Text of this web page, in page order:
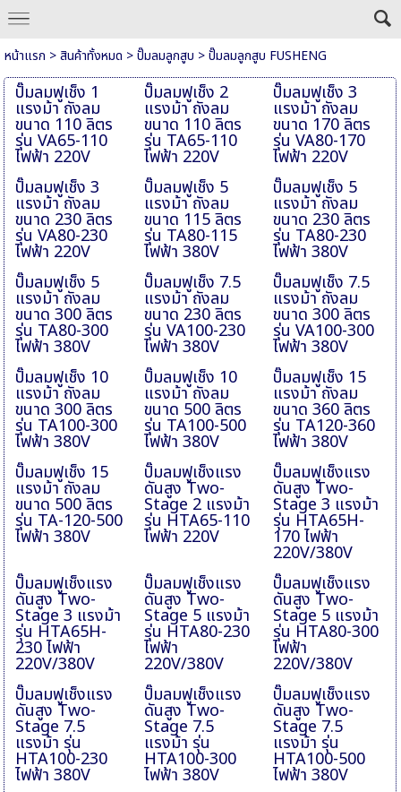
หน้าแรก >สินค้าทั้งหมด >ปั๊มลมลูกสูบ >ปั๊มลมลูกสูบ FUSHENG
ปั๊มลมฟูเช็ง 1
แรงม้า ถังลม
ขนาด 110 ลิตร
รุ่น VA65-110
ไฟฟ้า 220V
ปั๊มลมฟูเช็ง 2
แรงม้า ถังลม
ขนาด 110 ลิตร
รุ่น TA65-110
ไฟฟ้า 220V
ปั๊มลมฟูเช็ง 3
แรงม้า ถังลม
ขนาด 170 ลิตร
รุ่น VA80-170
ไฟฟ้า 220V
ปั๊มลมฟูเช็ง 3
แรงม้า ถังลม
ขนาด 230 ลิตร
รุ่น VA80-230
ไฟฟ้า 220V
ปั๊มลมฟูเช็ง 5
แรงม้า ถังลม
ขนาด 115 ลิตร
รุ่น TA80-115
ไฟฟ้า 380V
ปั๊มลมฟูเช็ง 5
แรงม้า ถังลม
ขนาด 230 ลิตร
รุ่น TA80-230
ไฟฟ้า 380V
ปั๊มลมฟูเช็ง 5
แรงม้า ถังลม
ขนาด 300 ลิตร
รุ่น TA80-300
ไฟฟ้า 380V
ปั๊มลมฟูเช็ง 7.5
แรงม้า ถังลม
ขนาด 230 ลิตร
รุ่น VA100-230
ไฟฟ้า 380V
ปั๊มลมฟูเช็ง 7.5
แรงม้า ถังลม
ขนาด 300 ลิตร
รุ่น VA100-300
ไฟฟ้า 380V
ปั๊มลมฟูเช็ง 10
แรงม้า ถังลม
ขนาด 300 ลิตร
รุ่น TA100-300
ไฟฟ้า 380V
ปั๊มลมฟูเช็ง 10
แรงม้า ถังลม
ขนาด 500 ลิตร
รุ่น TA100-500
ไฟฟ้า 380V
ปั๊มลมฟูเช็ง 15
แรงม้า ถังลม
ขนาด 360 ลิตร
รุ่น TA120-360
ไฟฟ้า 380V
ปั๊มลมฟูเช็ง 15
แรงม้า ถังลม
ขนาด 500 ลิตร
รุ่น TA-120-500
ไฟฟ้า 380V
ปั๊มลมฟูเช็งแรง
ดันสูง Two-
Stage 2 แรงม้า
รุ่น HTA65-110
ไฟฟ้า 220V
ปั๊มลมฟูเช็งแรง
ดันสูง Two-
Stage 3 แรงม้า
รุ่น HTA65H-
170 ไฟฟ้า
220V/380V
ปั๊มลมฟูเช็งแรง
ดันสูง Two-
Stage 3 แรงม้า
รุ่น HTA65H-
230 ไฟฟ้า
220V/380V
ปั๊มลมฟูเช็งแรง
ดันสูง Two-
Stage 5 แรงม้า
รุ่น HTA80-230
ไฟฟ้า
220V/380V
ปั๊มลมฟูเช็งแรง
ดันสูง Two-
Stage 5 แรงม้า
รุ่น HTA80-300
ไฟฟ้า
220V/380V
ปั๊มลมฟูเช็งแรง
ดันสูง Two-
Stage 7.5
แรงม้า รุ่น
HTA100-230
ไฟฟ้า 380V
ปั๊มลมฟูเช็งแรง
ดันสูง Two-
Stage 7.5
แรงม้า รุ่น
HTA100-300
ไฟฟ้า 380V
ปั๊มลมฟูเช็งแรง
ดันสูง Two-
Stage 7.5
แรงม้า รุ่น
HTA100-500
ไฟฟ้า 380V